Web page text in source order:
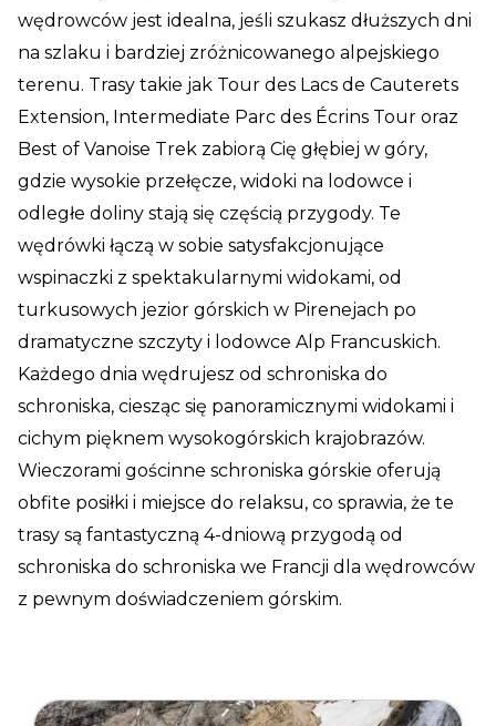
wędrowców jest idealna, jeśli szukasz dłuższych dni
na szlaku i bardziej zróżnicowanego alpejskiego
terenu. Trasy takie jak Tour des Lacs de Cauterets
Extension, Intermediate Parc des Écrins Tour oraz
Best of Vanoise Trek zabiorą Cię głębiej w góry,
gdzie wysokie przełęcze, widoki na lodowce i
odległe doliny stają się częścią przygody. Te
wędrówki łączą w sobie satysfakcjonujące
wspinaczki z spektakularnymi widokami, od
turkusowych jezior górskich w Pirenejach po
dramatyczne szczyty i lodowce Alp Francuskich.
Każdego dnia wędrujesz od schroniska do
schroniska, ciesząc się panoramicznymi widokami i
cichym pięknem wysokogórskich krajobrazów.
Wieczorami gościnne schroniska górskie oferują
obfite posiłki i miejsce do relaksu, co sprawia, że te
trasy są fantastyczną 4-dniową przygodą od
schroniska do schroniska we Francji dla wędrowców
z pewnym doświadczeniem górskim.